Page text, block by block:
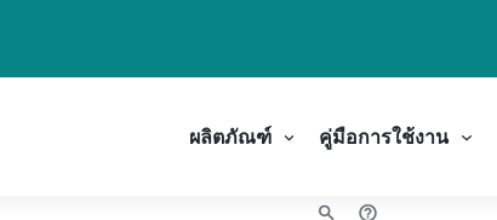
ผลิตภัณฑ์ คู่มือการใช้งาน